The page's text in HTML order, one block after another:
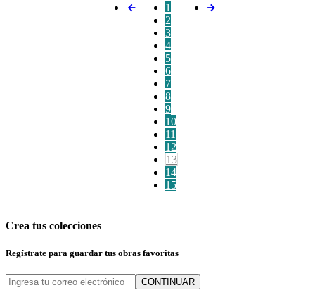
1
2
3
4
5
6
7
8
9
10
11
12
13
14
15
Crea tus colecciones
Regístrate para guardar tus obras favoritas
CONTINUAR